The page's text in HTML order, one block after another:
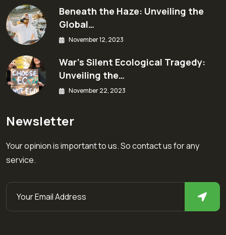
Beneath the Haze: Unveiling the
Global…
November 12, 2023
War’s Silent Ecological Tragedy:
Unveiling the…
November 22, 2023
Newsletter
Your opinion is important to us. So contact us for any
service.